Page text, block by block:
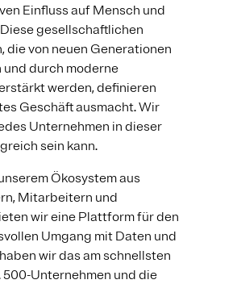
Einfluss auf Mensch und
gesellschaftlichen
die von neuen Generationen
durch moderne
werden, definieren
Geschäft ausmacht. Wir
Unternehmen in dieser
sein kann.
Ökosystem aus
Mitarbeitern und
wir eine Plattform für den
Umgang mit Daten und
wir das am schnellsten
500-Unternehmen und die